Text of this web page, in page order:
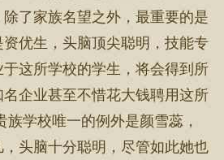
了家族名望之外，最重要的是
优生，头脑顶尖聪明，技能专
这所学校的学生，将会得到所
企业甚至不惜花大钱聘用这所
学校唯一的例外是颜雪蕊，
头脑十分聪明，尽管如此她也